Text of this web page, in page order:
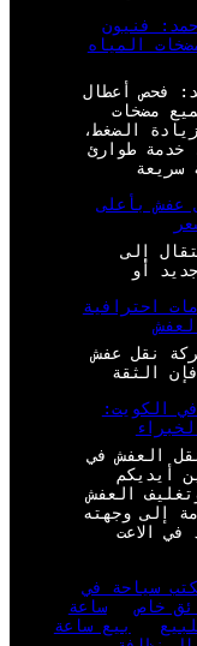
فنيون
المياه
فحص أعطال
مضخات
الضغط،
خدمة طوارئ
عفش بأعلى
إذا كنت تفكر في الانتقال إلى
احترافية
نقل عفش
الكويت:
العفش في
أيديكم
العفش
إلى وجهته
سياحة في
خاص
ساعة
بيع ساعة